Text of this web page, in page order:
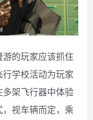
的玩家应该抓住
学校活动为玩家
架飞行器中体验
视车辆而定，乘